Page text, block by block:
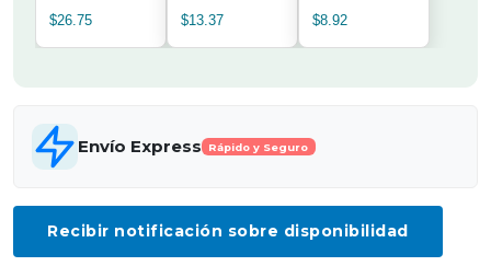
$26.75 $13.37 $8.92
Envío Express Rápido y Seguro
Recibir notificación sobre disponibilidad